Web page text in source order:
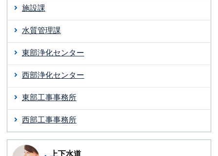
施設課
水質管理課
東部浄化センター
西部浄化センター
東部工事事務所
西部工事事務所
上下水道